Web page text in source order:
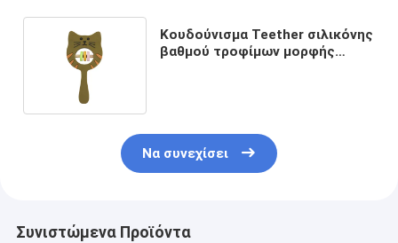
Κουδούνισμα Teether σιλικόνης
βαθμού τροφίμων μορφής
Να συνεχίσει
Συνιστώμενα Προϊόντα